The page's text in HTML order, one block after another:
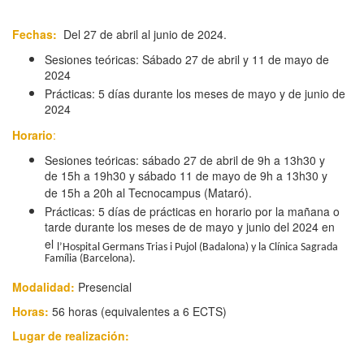
Fechas: Del 27 de abril al junio de 2024.
Sesiones teóricas: Sábado 27 de abril y 11 de mayo de
2024
Prácticas: 5 días durante los meses de mayo y de junio de
2024
Horario:
Sesiones teóricas: sábado 27 de abril de 9h a 13h30 y
de 15h a 19h30 y sábado 11 de mayo de 9h a 13h30 y
de 15h a 20h al Tecnocampus (Mataró).
Prácticas: 5 días de prácticas en horario por la mañana o
tarde durante los meses de de mayo y junio del 2024 en
el l’Hospital Germans Trias i Pujol (Badalona) y la Clínica Sagrada
Família (Barcelona).
Modalidad: Presencial
Horas: 56 horas (equivalentes a 6 ECTS)
Lugar de realización: